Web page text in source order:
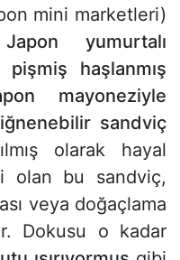
mini marketleri)
Japon yumurtalı
pişmiş haşlanmış
mayoneziyle
sandviç
olarak hayal
olan bu sandviç,
veya doğaçlama
Dokusu o kadar